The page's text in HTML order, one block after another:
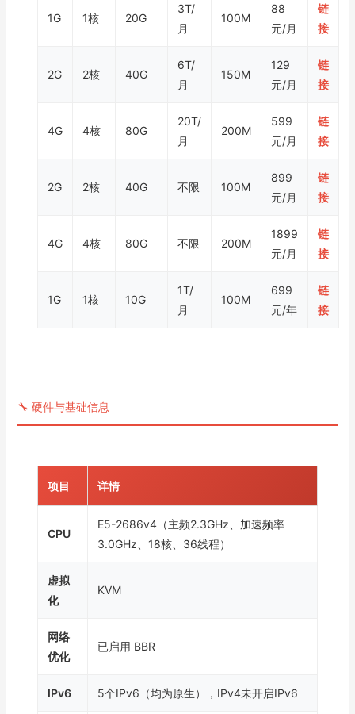
1G 1核 20G
3T/
月
100M
88
元/月
链
接
2G 2核 40G
6T/
月
150M
129
元/月
链
接
4G 4核 80G
20T/
月
200M
599
元/月
链
接
2G 2核 40G 不限 100M
899
元/月
链
接
4G 4核 80G 不限 200M
1899
元/月
链
接
1G 1核 10G
1T/
月
100M
699
元/年
链
接
🔧 硬件与基础信息
项目 详情
CPU
E5-2686v4（主频2.3GHz、加速频率
3.0GHz、18核、36线程）
虚拟
化
KVM
网络
优化
已启用 BBR
IPv6 5个IPv6（均为原生），IPv4未开启IPv6